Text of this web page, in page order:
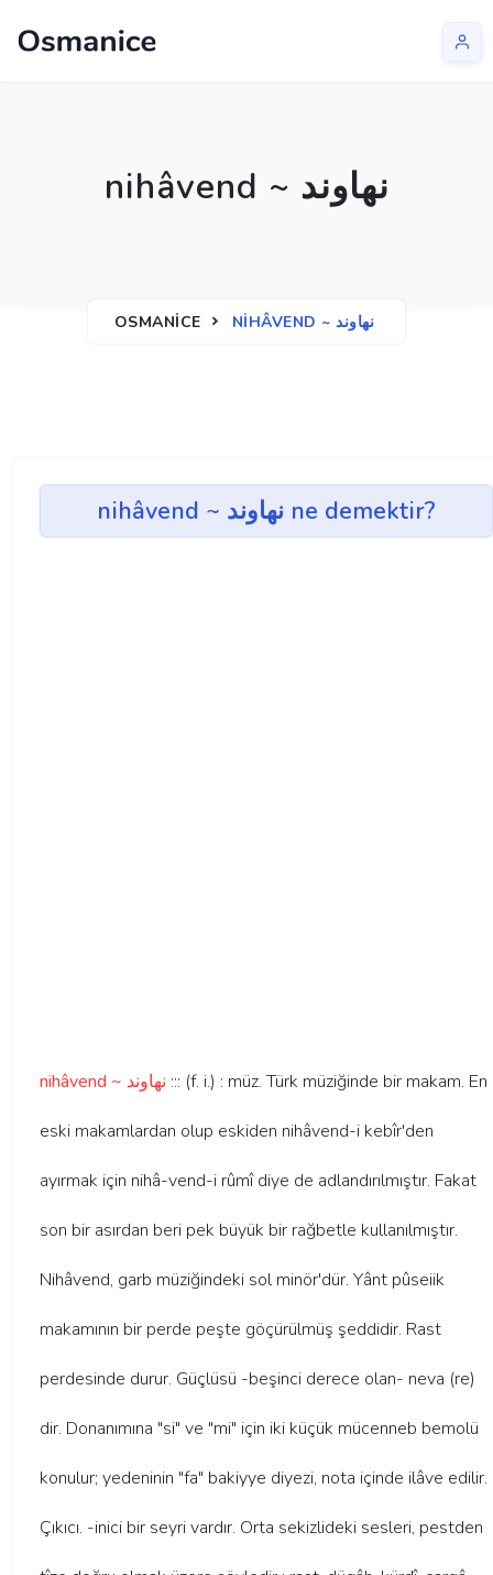
nihâvend ~ نهاوند
OSMANICE NIHÂVEND ~ نهاوند
nihâvend ~ نهاوند ne demektir?
nihâvend ~ نهاوند ::: (f. i.) : müz. Türk müziğinde bir makam. En
eski makamlardan olup eskiden nihâvend-i kebîr'den
ayırmak için nihâ-vend-i rûmî diye de adlandırılmıştır. Fakat
son bir asırdan beri pek büyük bir rağbetle kullanılmıştır.
Nihâvend, garb müziğindeki sol minör'dür. Yânt pûseiik
makamının bir perde peşte göçürülmüş şeddidir. Rast
perdesinde durur. Güçlüsü -beşinci derece olan- neva (re)
dir. Donanımına "si" ve "mi" için iki küçük mücenneb bemolü
konulur; yedeninin "fa" bakiyye diyezi, nota içinde ilâve edilir.
Çıkıcı. -inici bir seyri vardır. Orta sekizlideki sesleri, pestden